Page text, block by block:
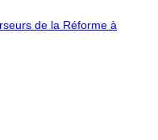
de la Réforme à